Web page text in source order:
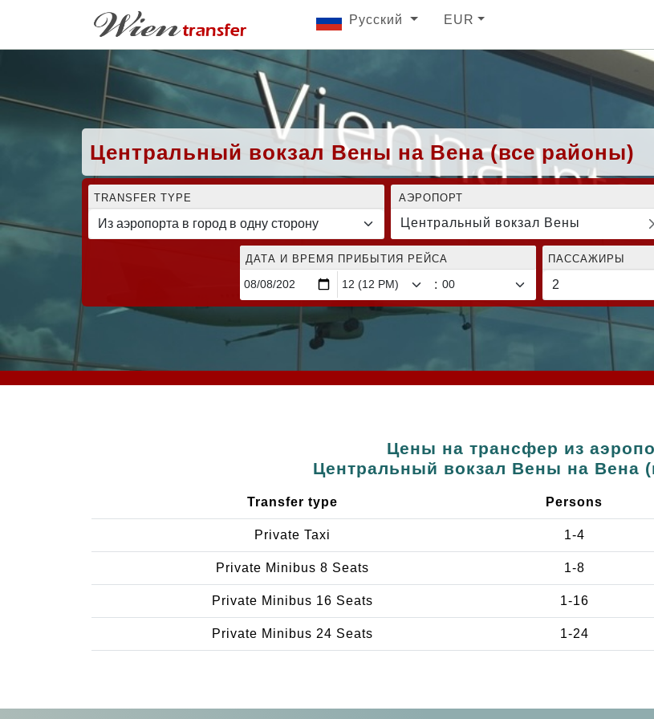
Русский EUR
Центральный вокзал Вены на Вена (все районы)
TRANSFER TYPE АЭРОПОРТ
Центральный вокзал Вены
ДАТА И ВРЕМЯ ПРИБЫТИЯ РЕЙСА
:
ПАССАЖИРЫ
Цены на трансфер из
Центральный вокзал Вены на Вена
Transfer type Persons
Private Taxi 1-4
Private Minibus 8 Seats 1-8
Private Minibus 16 Seats 1-16
Private Minibus 24 Seats 1-24